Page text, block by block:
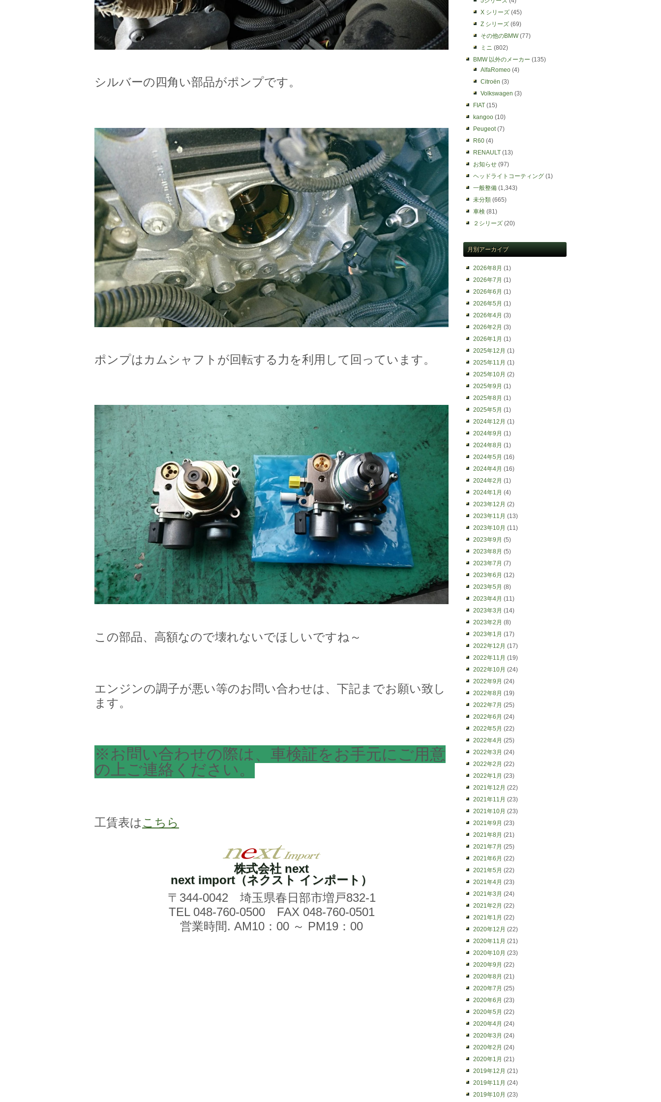
シルバーの四角い部品がポンプです。
ポンプはカムシャフトが回転する力を利用して回っています。
この部品、高額なので壊れないでほしいですね～
エンジンの調子が悪い等のお問い合わせは、下記までお願い致し
ます。
※お問い合わせの際は、車検証をお手元にご用意
の上ご連絡ください。
工賃表は こちら
株式会社 next
next import（ネクスト インポート）
〒344-0042 埼玉県春日部市増戸832-1
TEL 048-760-0500FAX 048-760-0501
営業時間. AM10：00 ～ PM19：00
X シリーズ (45)
Z シリーズ (69)
その他のBMW(77)
ミニ (802)
BMW 以外のメーカー (135)
AlfaRomeo (4)
Citroën (3)
Volkswagen (3)
FIAT (15)
kangoo (10)
Peugeot(7)
R60 (4)
RENAULT (13)
お知らせ (97)
ヘッドライトコーティング (1)
一般整備 (1,343)
未分類 (665)
車検 (81)
２シリーズ (20)
月別アーカイブ
2026年8月 (1)
2026年7月 (1)
2026年6月 (1)
2026年5月 (1)
2026年4月 (3)
2026年2月 (3)
2026年1月 (1)
2025年12月 (1)
2025年11月 (1)
2025年10月 (2)
2025年9月 (1)
2025年8月 (1)
2025年5月 (1)
2024年12月 (1)
2024年9月 (1)
2024年8月 (1)
2024年5月 (16)
2024年4月 (16)
2024年2月 (1)
2024年1月 (4)
2023年12月 (2)
2023年11月 (13)
2023年10月 (11)
2023年9月 (5)
2023年8月 (5)
2023年7月 (7)
2023年6月 (12)
2023年5月 (8)
2023年4月 (11)
2023年3月 (14)
2023年2月 (8)
2023年1月 (17)
2022年12月 (17)
2022年11月 (19)
2022年10月 (24)
2022年9月 (24)
2022年8月 (19)
2022年7月 (25)
2022年6月 (24)
2022年5月 (22)
2022年4月 (25)
2022年3月 (24)
2022年2月 (22)
2022年1月 (23)
2021年12月 (22)
2021年11月 (23)
2021年10月 (23)
2021年9月 (23)
2021年8月 (21)
2021年7月 (25)
2021年6月 (22)
2021年5月 (22)
2021年4月 (23)
2021年3月 (24)
2021年2月 (22)
2021年1月 (22)
2020年12月 (22)
2020年11月 (21)
2020年10月 (23)
2020年9月 (22)
2020年8月 (21)
2020年7月 (25)
2020年6月 (23)
2020年5月 (22)
2020年4月 (24)
2020年3月 (24)
2020年2月 (24)
2020年1月 (21)
2019年12月 (21)
2019年11月 (24)
2019年10月 (23)